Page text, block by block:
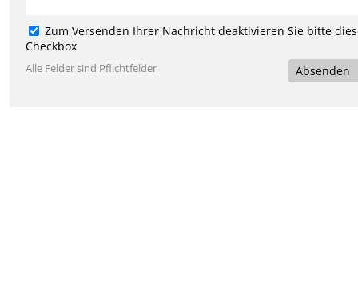
Zum Versenden Ihrer Nachricht deaktivieren Sie bitte
Checkbox
Alle Felder sind Pflichtfelder Absenden